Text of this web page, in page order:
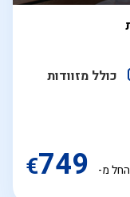
כולל מזוודות
החל מ- €749